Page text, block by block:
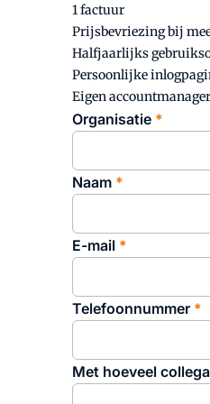
1 factuur
Prijsbevriezing bij
Halfjaarlijks
Persoonlijke
Eigen
Organisatie
Naam
E-mail
Telefoonnummer
Met hoeveel